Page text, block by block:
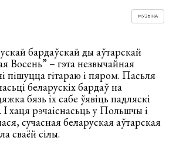
МУЗЫКА
бардаўскай ды аўтарскай
Восень” – гэта незвычайная
пішуцца гітараю і пяром. Пасьля
беларускіх бардаў на
бязь іх сабе ўявіць падляскі
хаця рэчаіснасьць у Польшчы і
сучасная беларуская аўтарская
сваёй сілы.